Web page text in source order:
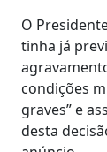
O
tinha já
condições
graves” e
desta